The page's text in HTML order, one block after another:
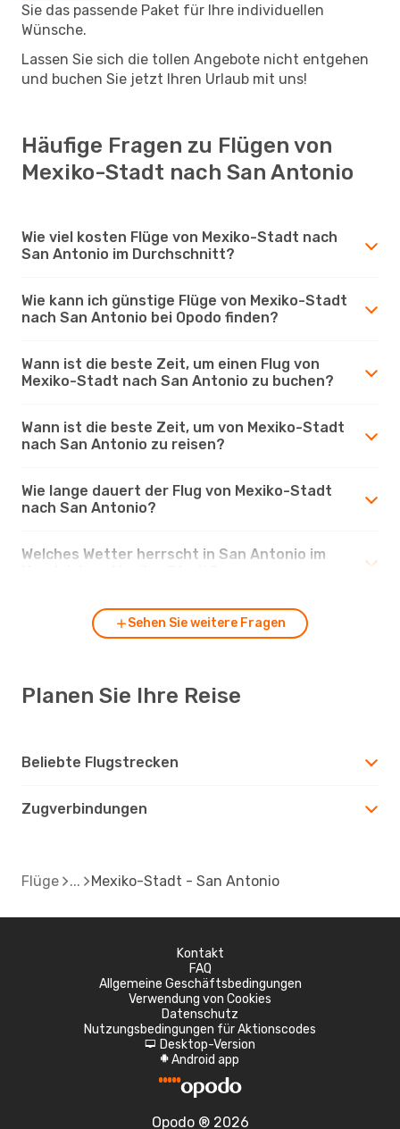
Sie das passende Paket für Ihre individuellen
Wünsche.
Lassen Sie sich die tollen Angebote nicht entgehen
und buchen Sie jetzt Ihren Urlaub mit uns!
Häufige Fragen zu Flügen von
Mexiko-Stadt nach San Antonio
Wie viel kosten Flüge von Mexiko-Stadt nach
San Antonio im Durchschnitt?
Wie kann ich günstige Flüge von Mexiko-Stadt
nach San Antonio bei Opodo finden?
Wann ist die beste Zeit, um einen Flug von
Mexiko-Stadt nach San Antonio zu buchen?
Wann ist die beste Zeit, um von Mexiko-Stadt
nach San Antonio zu reisen?
Wie lange dauert der Flug von Mexiko-Stadt
nach San Antonio?
Welches Wetter herrscht in San Antonio im
Sehen Sie weitere Fragen
Planen Sie Ihre Reise
Beliebte Flugstrecken
Zugverbindungen
Flüge Mexiko-Stadt - San Antonio
Kontakt
FAQ
Allgemeine Geschäftsbedingungen
Verwendung von Cookies
Datenschutz
Nutzungsbedingungen für Aktionscodes
d Desktop-Version
A Android app
Opodo ® 2026